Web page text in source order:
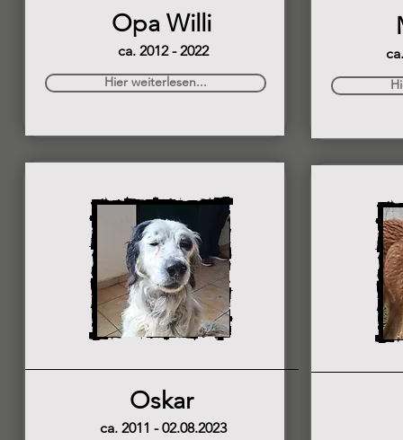
Opa Willi
ca. 2012 - 2022
Hier weiterlesen...
Oskar
ca. 2011 - 02.08.2023